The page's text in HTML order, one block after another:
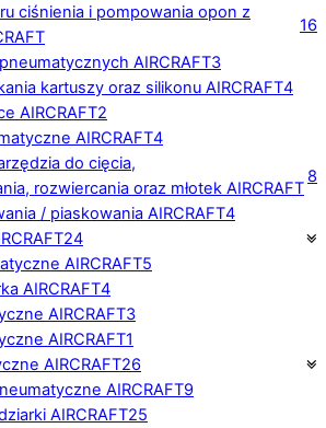
ciśnienia i pompowania opon z
16
AIRCRAFT3
kartuszy oraz silikonu AIRCRAFT4
AIRCRAFT2
AIRCRAFT4
do cięcia,
rozwiercania oraz młotek AIRCRAFT
8
/ piaskowania AIRCRAFT4
24
AIRCRAFT5
AIRCRAFT4
AIRCRAFT3
AIRCRAFT1
AIRCRAFT26
AIRCRAFT9
AIRCRAFT25